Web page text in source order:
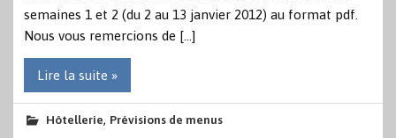
semaines 1 et 2 (du 2 au 13 janvier 2012) au format pdf.
Nous vous remercions de […]
Lire la suite »
Hôtellerie, Prévisions de menus